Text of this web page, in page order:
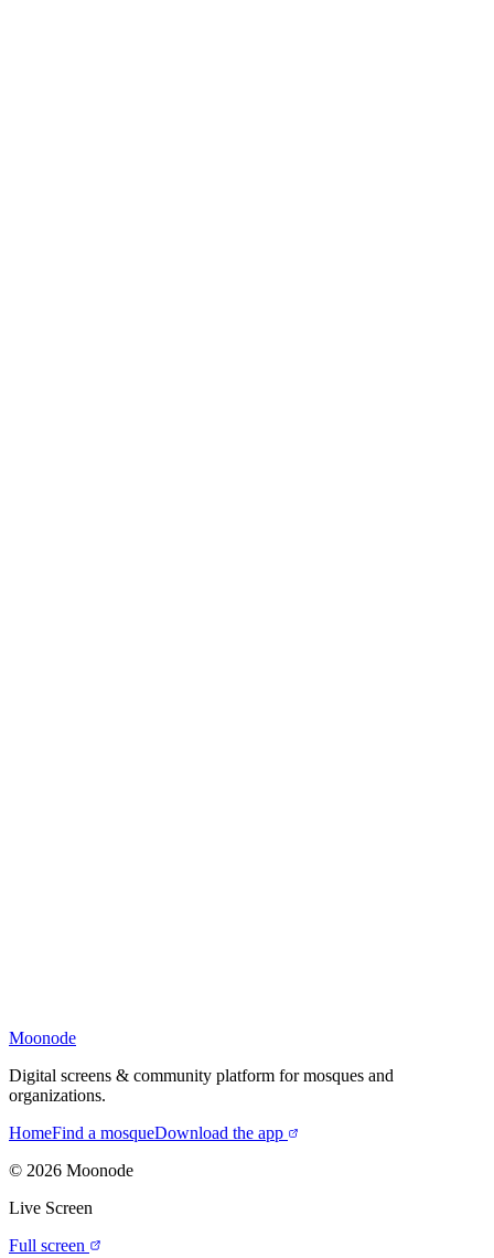
Moonode
Digital screens & community platform for mosques and
organizations.
HomeFind a mosqueDownload the app
© 2026 Moonode
Live Screen
Full screen